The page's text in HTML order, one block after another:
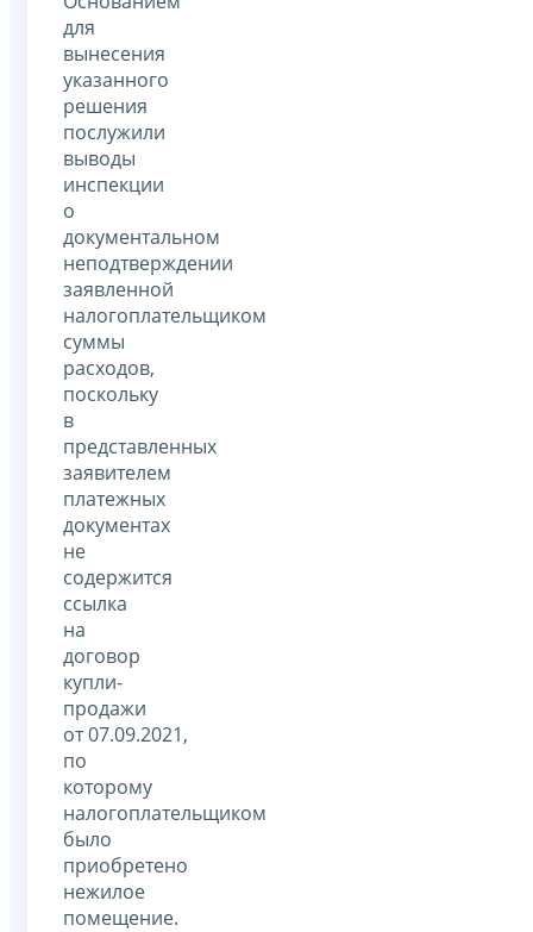
для
вынесения
указанного
решения
послужили
выводы
инспекции
о
документальном
неподтверждении
заявленной
налогоплательщиком
суммы
расходов,
поскольку
в
представленных
заявителем
платежных
документах
не
содержится
ссылка
на
договор
купли-
продажи
от 07.09.2021,
по
которому
налогоплательщиком
было
приобретено
нежилое
помещение.